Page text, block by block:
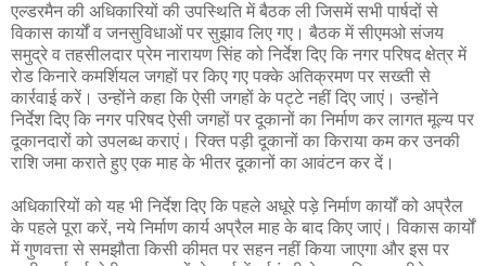
एल्डरमैन की अधिकारियों की उपस्थिति में बैठक ली जिसमें सभी पार्षदों से
विकास कार्यों व जनसुविधाओं पर सुझाव लिए गए। बैठक में सीएमओ संजय
समुद्रे व तहसीलदार प्रेम नारायण सिंह को निर्देश दिए कि नगर परिषद क्षेत्र में
रोड किनारे कमर्शियल जगहों पर किए गए पक्के अतिक्रमण पर सख्ती से
कार्रवाई करें। उन्होंने कहा कि ऐसी जगहों के पट्टे नहीं दिए जाएं। उन्होंने
निर्देश दिए कि नगर परिषद ऐसी जगहों पर दूकानों का निर्माण कर लागत मूल्य पर
दूकानदारों को उपलब्ध कराएं। रिक्त पड़ी दूकानों का किराया कम कर उनकी
राशि जमा कराते हुए एक माह के भीतर दूकानों का आवंटन कर दें।
अधिकारियों को यह भी निर्देश दिए कि पहले अधूरे पड़े निर्माण कार्यों को अप्रैल
के पहले पूरा करें, नये निर्माण कार्य अप्रैल माह के बाद किए जाएं। विकास कार्यों
में गुणवत्ता से समझौता किसी कीमत पर सहन नहीं किया जाएगा और इस पर